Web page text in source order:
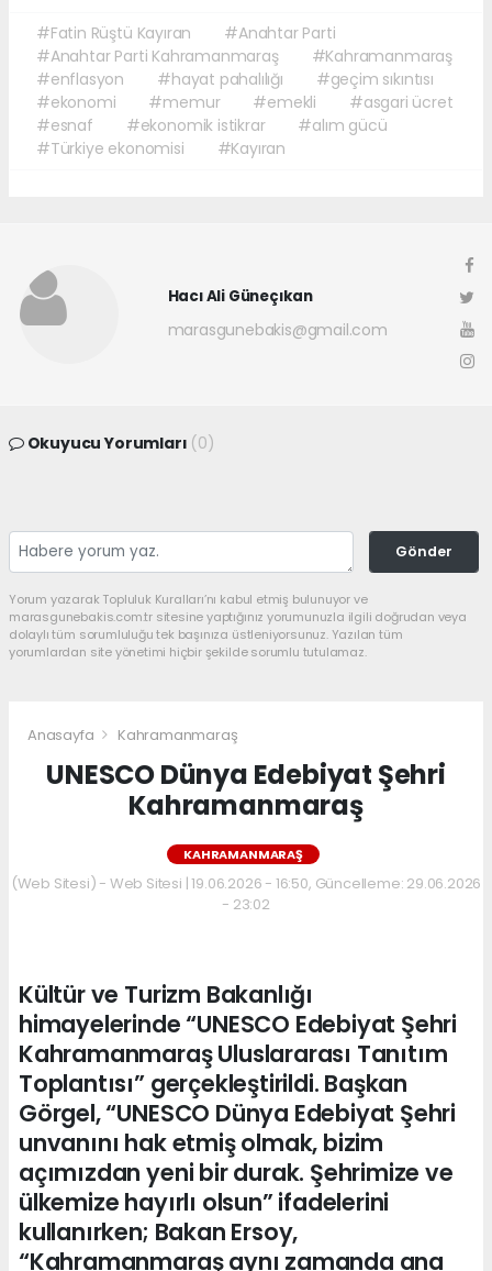
#Fatin Rüştü Kayıran
#Anahtar Parti
#Anahtar Parti Kahramanmaraş
#Kahramanmaraş
#enflasyon
#hayat pahalılığı
#geçim sıkıntısı
#ekonomi
#memur #emekli
#asgari ücret
#esnaf
#ekonomik istikrar
#alım gücü
#Türkiye ekonomisi
#Kayıran
Hacı Ali Güneçıkan
marasgunebakis@gmail.com
Okuyucu Yorumları (0)
Gönder
Yorum yazarak Topluluk Kuralları’nı kabul etmiş bulunuyor ve
marasgunebakis.com.tr sitesine yaptığınız yorumunuzla ilgili doğrudan veya
dolaylı tüm sorumluluğu tek başınıza üstleniyorsunuz. Yazılan tüm
yorumlardan site yönetimi hiçbir şekilde sorumlu tutulamaz.
Anasayfa Kahramanmaraş
UNESCO Dünya Edebiyat Şehri
Kahramanmaraş
KAHRAMANMARAŞ
(Web Sitesi) - Web Sitesi | 19.06.2026 - 16:50, Güncelleme: 29.06.2026
- 23:02
Kültür ve Turizm Bakanlığı
himayelerinde “UNESCO Edebiyat Şehri
Kahramanmaraş Uluslararası Tanıtım
Toplantısı” gerçekleştirildi. Başkan
Görgel, “UNESCO Dünya Edebiyat Şehri
unvanını hak etmiş olmak, bizim
açımızdan yeni bir durak. Şehrimize ve
ülkemize hayırlı olsun” ifadelerini
kullanırken; Bakan Ersoy,
“Kahramanmaraş aynı zamanda ana